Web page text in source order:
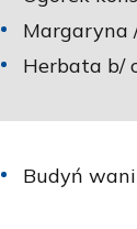
Margaryna
Herbata b/
Budyń